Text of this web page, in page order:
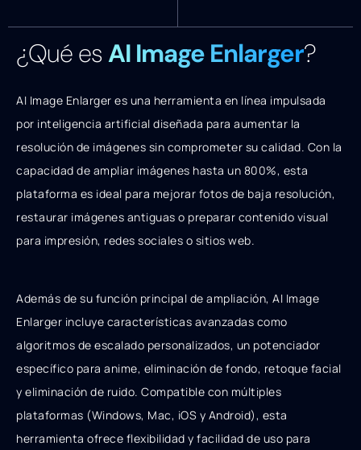
¿Qué esAI Image Enlarger?
AI Image Enlarger es una herramienta en línea impulsada
por inteligencia artificial diseñada para aumentar la
resolución de imágenes sin comprometer su calidad. Con la
capacidad de ampliar imágenes hasta un 800%, esta
plataforma es ideal para mejorar fotos de baja resolución,
restaurar imágenes antiguas o preparar contenido visual
para impresión, redes sociales o sitios web.
Además de su función principal de ampliación, AI Image
Enlarger incluye características avanzadas como
algoritmos de escalado personalizados, un potenciador
específico para anime, eliminación de fondo, retoque facial
y eliminación de ruido. Compatible con múltiples
plataformas (Windows, Mac, iOS y Android), esta
herramienta ofrece flexibilidad y facilidad de uso para